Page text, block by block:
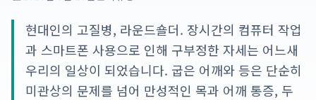
현대인의 고질병, 라운드숄더. 장시간의 컴퓨터 작업
과 스마트폰 사용으로 인해 구부정한 자세는 어느새
우리의 일상이 되었습니다. 굽은 어깨와 등은 단순히
미관상의 문제를 넘어 만성적인 목과 어깨 통증, 두